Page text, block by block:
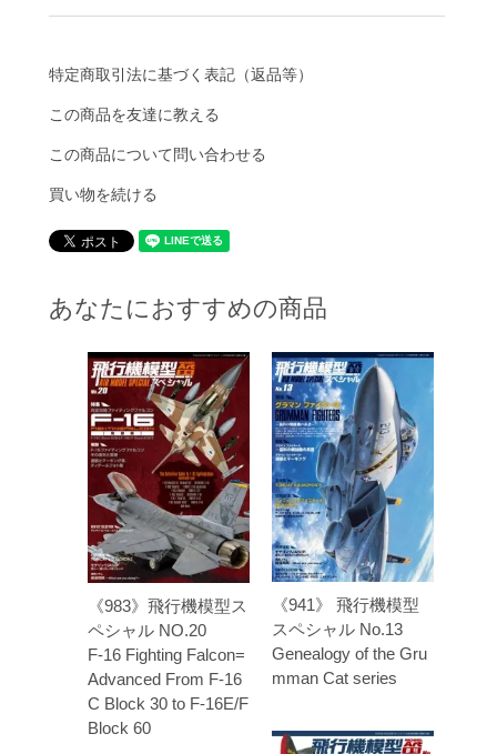
特定商取引法に基づく表記（返品等）
この商品を友達に教える
この商品について問い合わせる
買い物を続ける
あなたにおすすめの商品
《983》飛行機模型ス
ペシャル NO.20
F-16 Fighting Falcon=
Advanced From F-16
C Block 30 to F-16E/F
Block 60
《941》 飛行機模型
スペシャル No.13
Genealogy of the Gru
mman Cat series